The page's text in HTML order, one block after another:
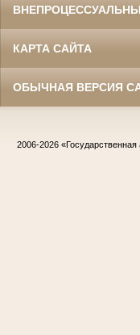
КАРТА САЙТА
ОБЫЧНАЯ ВЕРСИЯ
2006-2026